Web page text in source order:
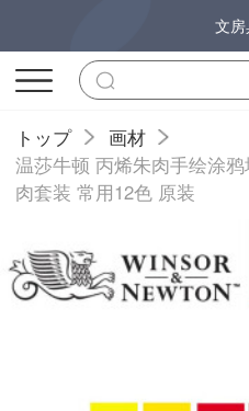
文
トップ
画材
温莎牛顿 丙烯朱肉手绘涂
肉套装 常用12色 原装